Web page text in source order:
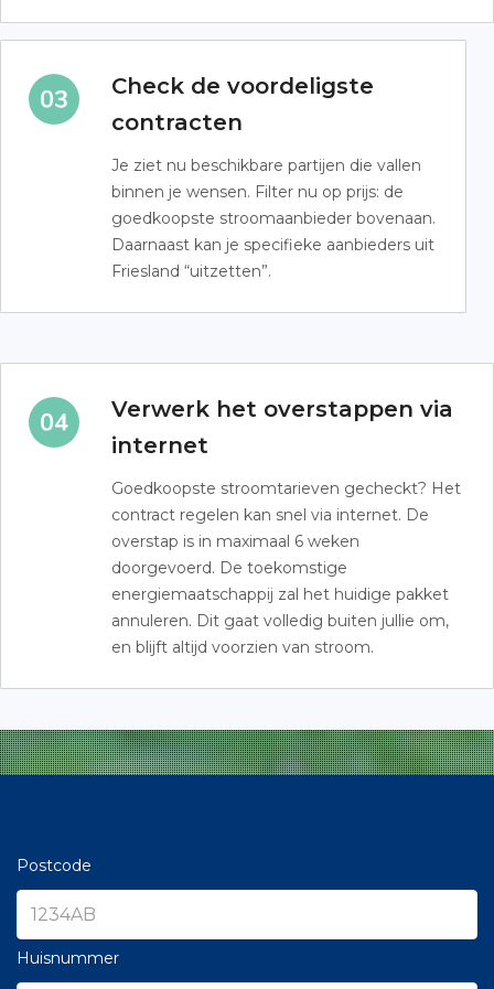
Check de voordeligste
contracten
Je ziet nu beschikbare partijen die vallen
binnen je wensen. Filter nu op prijs: de
goedkoopste stroomaanbieder bovenaan.
Daarnaast kan je specifieke aanbieders uit
Friesland “uitzetten”.
Verwerk het overstappen via
internet
Goedkoopste stroomtarieven gecheckt? Het
contract regelen kan snel via internet. De
overstap is in maximaal 6 weken
doorgevoerd. De toekomstige
energiemaatschappij zal het huidige pakket
annuleren. Dit gaat volledig buiten jullie om,
en blijft altijd voorzien van stroom.
Postcode
Huisnummer